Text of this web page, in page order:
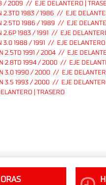
/ 2009 // EJE DELANTERO |
2.3TD 1983 / 1986 // EJE
2.5TD 1986 / 1989 // EJE
1983 / 1991 // EJE
3.0 1988 / 1991 // EJE DELANTERO
2.5TD 1991 / 2004 // EJE
2.8TD 1994 / 2000 // EJE
3.0 1990 / 2000 // EJE
3.5 1993 / 2000 // EJE
| TRASERO